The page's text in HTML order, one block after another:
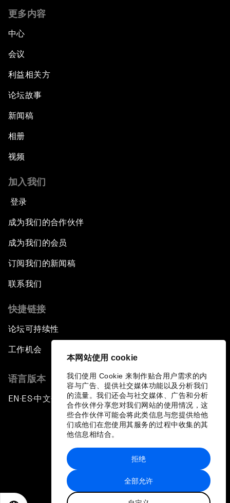
本网站使用 cookie
我们使用 Cookie 来制作贴合用户需求的内
容与广告、提供社交媒体功能以及分析我们
的流量。我们还会与社交媒体、广告和分析
合作伙伴分享您对我们网站的使用情况，这
些合作伙伴可能会将此类信息与您提供给他
们或他们在您使用其服务的过程中收集的其
他信息相结合。
全部允许
拒绝
更多内容
中心
会议
利益相关方
论坛故事
新闻稿
相册
视频
加入我们
登录
成为我们的合作伙伴
成为我们的会员
订阅我们的新闻稿
联系我们
快捷链接
论坛可持续性
工作机会
语言版本
EN ▪ES▪中文▪ 日本語
站点地图